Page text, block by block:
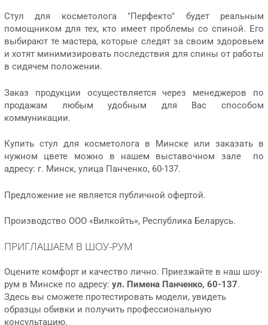
Стул для косметолога "Перфекто" будет реальным
помощником для тех, кто имеет проблемы со спиной. Его
выбирают те мастера, которые следят за своим здоровьем
и хотят минимизировать последствия для спины от работы
в сидячем положении.
Заказ продукции осуществляется через менеджеров по
продажам любым удобным для Вас способом
коммуникации.
Купить стул для косметолога в Минске или заказать в
нужном цвете можно в нашем выставочном зале по
адресу: г. Минск, улица Панченко, 60-137.
Предложение не является публичной офертой.
Производство ООО «Вилкойть», Республика Беларусь.
ПРИГЛАШАЕМ В ШОУ-РУМ
Оцените комфорт и качество лично. Приезжайте в наш шоу-
рум в Минске по адресу: ул. Пимена Панченко, 60-137.
Здесь вы сможете протестировать модели, увидеть
образцы обивки и получить профессиональную
консультацию.